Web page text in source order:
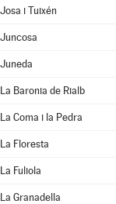
Josa i Tuixén
Juncosa
Juneda
La Baronia de Rialb
La Coma i la Pedra
La Floresta
La Fuliola
La Granadella